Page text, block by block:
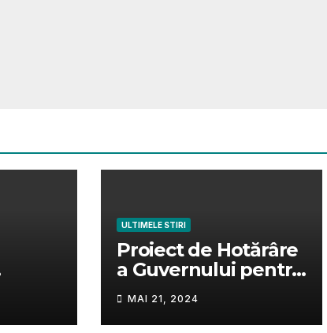
ULTIMELE STIRI
Proiect de Hotărâre
a Guvernului pentru
modificarea și
completarea
MAI 21, 2024